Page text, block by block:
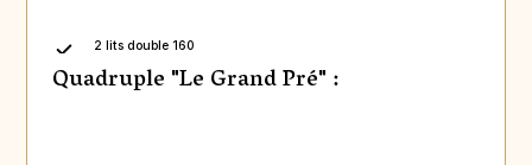
2 lits double 160
Quadruple "Le Grand Pré" :